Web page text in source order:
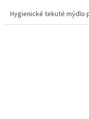
Hygienické tekuté mýdlo